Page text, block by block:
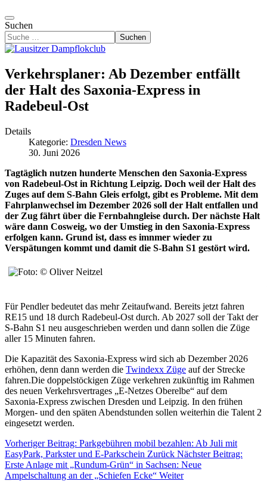
Suchen
Suchen
Verkehrsplaner: Ab Dezember entfällt
der Halt des Saxonia-Express in
Radebeul-Ost
Details
Kategorie: Dresden News
30. Juni 2026
Tagtäglich nutzen hunderte Menschen den Saxonia-Express
von Radebeul-Ost in Richtung Leipzig. Doch weil der Halt des
Zuges auf dem S-Bahn Gleis erfolgt, gibt es Probleme. Mit dem
Fahrplanwechsel im Dezember 2026 soll der Halt entfallen und
der Zug fährt über die Fernbahngleise durch. Der nächste Halt
wäre dann Cosweig, wo der Umstieg in den Saxonia-Express
erfolgen kann. Grund ist, dass es imnmer wieder zu
Verspätungen kommt und damit die S-Bahn S1 gestört wird.
Für Pendler bedeutet das mehr Zeitaufwand. Bereits jetzt fahren
RE15 und 18 durch Radebeul-Ost durch. Ab 2027 soll der Takt der
S-Bahn S1 neu ausgeschrieben werden und dann sollen die Züge
aller 15 Minuten fahren.
Die Kapazität des Saxonia-Express wird sich ab Dezember 2026
erhöhen, denn dann werden die Twindexx Züge auf der Strecke
fahren.Die doppelstöckigen Züge verkehren zukünftig im Rahmen
des neuen Verkehrsvertrages „E-Netzes Oberelbe“ auf dem
Saxonia-Express zwischen Dresden und Leipzig. In den frühen
Morgen- und den späten Abendstunden sollen weiterhin die Talent 2
eingesetzt werden.
Vorheriger Beitrag: Parkgebühren mobil bezahlen: Ab Juli mit
EasyPark, Parkster und E-Parkschein Zurück Nächster Beitrag:
Erste Anlage mit „Rundum-Grün“ in Sachsen: Neue
Ampelschaltung an der „Schiefen Ecke“ Weiter